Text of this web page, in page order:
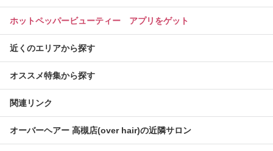
ホットペッパービューティー アプリをゲット
近くのエリアから探す
オススメ特集から探す
関連リンク
オーバーヘアー 高槻店(over hair)の近隣サロン